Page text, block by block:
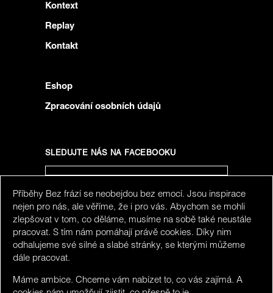
Kontext
Replay
Kontakt
Eshop
Zpracování osobních údajů
SLEDUJTE NÁS NA FACEBOOKU
SLEDUJTE NÁS NA INSTAGRAMU
Příběhy Bez frází se neobejdou bez emocí. Jsou inspirace
nejen pro nás, ale věříme, že i pro vás. Abychom se mohli
zlepšovat v tom, co děláme, musíme na sobě také neustále
pracovat. S tím nám pomáhají právě cookies. Díky nim
odhalujeme své silné a slabé stránky, se kterými můžeme
dále pracovat.
Máme ambice. Chceme vám nabízet to, co vás zajímá. A